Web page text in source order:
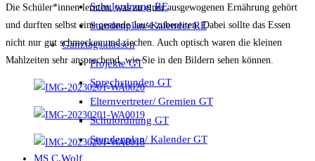
Schulordnung RE
Stundenplan/ Kalender RE
Ganztagsklassen
Projekte GT
Sprechstunden GT
Elternvertreter/ Gremien GT
Schulordnung GT
Stundenplan/ Kalender GT
MS C.Wolf
Die Schüler*innen lernten, was zu einer ausgewogenen Ernährung gehört
und durften selbst eine gesunde Jause zubereiten. Dabei sollte das Essen
nicht nur gut schmecken und riechen. Auch optisch waren die kleinen
Mahlzeiten sehr ansprechend, wie Sie in den Bildern sehen können.